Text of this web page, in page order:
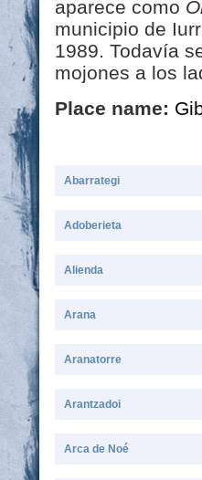
aparece como
municipio de
1989. Todavía
mojones a los
Place name:
Abarrategi
Adoberieta
Alienda
Arana
Aranatorre
Arantzadoi
Arca de Noé